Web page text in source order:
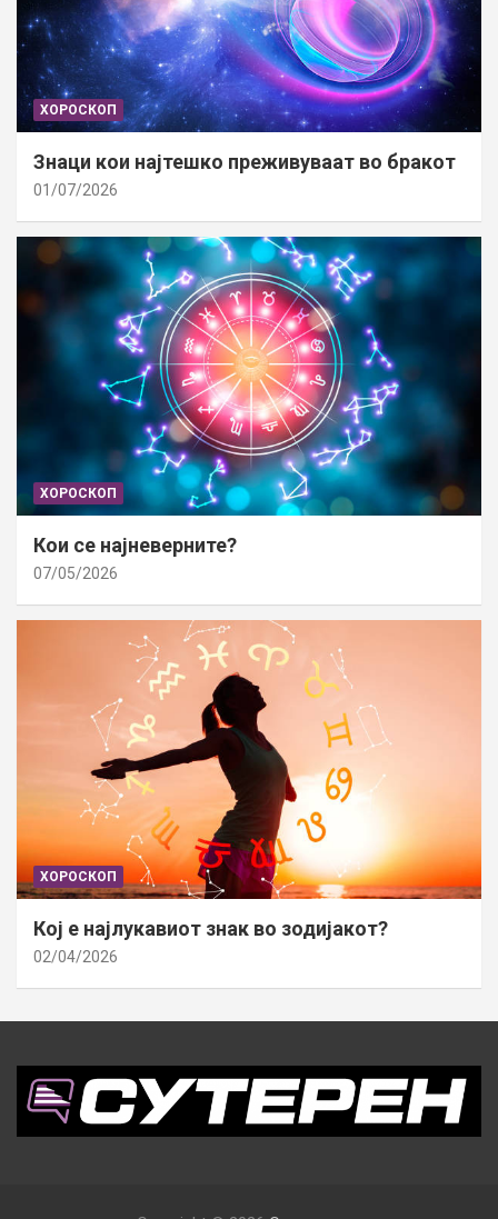
ХОРОСКОП
Знаци кои најтешко преживуваат во бракот
01/07/2026
ХОРОСКОП
Кои се најневерните?
07/05/2026
ХОРОСКОП
Кој е најлукавиот знак во зодијакот?
02/04/2026